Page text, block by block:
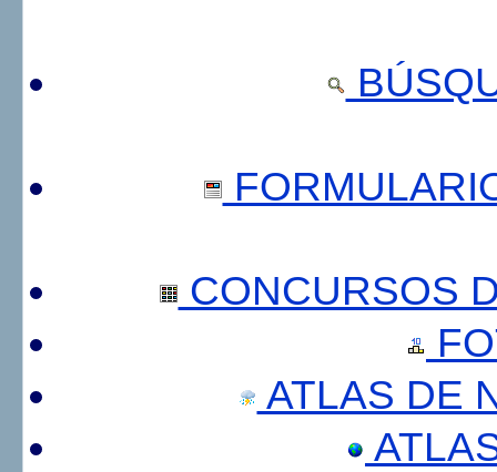
CONCURSOS
ATLAS DE